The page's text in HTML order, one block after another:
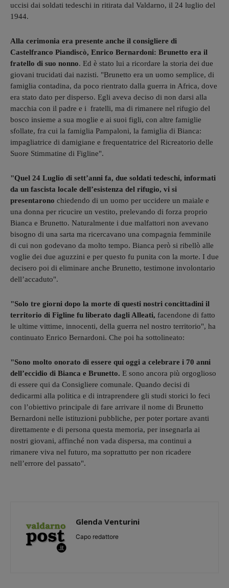
uccisi dai soldati tedeschi in ritirata dal Valdarno, il 24 luglio del
1944.
Alla cerimonia era presente anche il consigliere di
Castelfranco Piandiscò, Enrico Bernardoni: Brunetto era il
fratello di suo nonno. Ed è stato lui a ricordare la storia dei due
giovani trucidati dai nazisti. "Brunetto era un uomo semplice, di
famiglia contadina, da poco rientrato dalla guerra in Africa, dove
era stato dato per disperso. Egli aveva deciso di non darsi alla
macchia con il padre e i fratelli, ma di rimanere nel rifugio del
bosco insieme a sua moglie e ai suoi figli, con altre famiglie
sfollate, fra cui la famiglia Pampaloni, la famiglia di Bianca:
impagliatrice di damigiane e frequentatrice del Ricreatorio delle
Suore Stimmatine di Figline".
"Quel 24 Luglio di sett’anni fa, due soldati tedeschi, informati
da un fascista locale dell’esistenza del rifugio, vi si
presentarono chiedendo di un uomo per uccidere un maiale e
una donna per ricucire un vestito, prelevando di forza proprio
Bianca e Brunetto. Naturalmente i due malfattori non avevano
bisogno di una sarta ma ricercavano una compagnia femminile
di cui non godevano da molto tempo. Bianca però si ribellò alle
voglie dei due aguzzini e per questo fu punita con la morte. I due
decisero poi di eliminare anche Brunetto, testimone involontario
dell’accaduto".
"Solo tre giorni dopo la morte di questi nostri concittadini il
territorio di Figline fu liberato dagli Alleati, facendone di fatto
le ultime vittime, innocenti, della guerra nel nostro territorio", ha
continuato Enrico Bernardoni. Che poi ha sottolineato:
"Sono molto onorato di essere qui oggi a celebrare i 70 anni
dell’eccidio di Bianca e Brunetto. E sono ancora più orgoglioso
di essere qui da Consigliere comunale. Quando decisi di
dedicarmi alla politica e di intraprendere gli studi storici lo feci
con l’obiettivo principale di fare arrivare il nome di Brunetto
Bernardoni nelle istituzioni pubbliche, per poter portare avanti
direttamente e di persona questa memoria, per insegnarla ai
nostri giovani, affinché non vada dispersa, ma continui a
rimanere viva nel futuro, ma soprattutto per non ricadere
nell’errore del passato".
Glenda Venturini
Capo redattore